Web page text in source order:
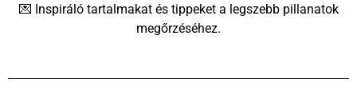
💌 Inspiráló tartalmakat és tippeket a legszebb pillanatok
megőrzéséhez.